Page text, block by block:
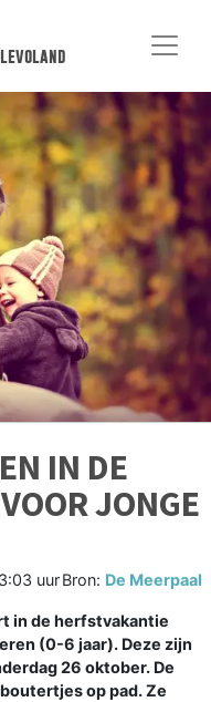
IN DE
JONGE
uurBron: De Meerpaal
in de herfstvakantie
(0-6 jaar). Deze zijn
26 oktober. De
op pad. Ze